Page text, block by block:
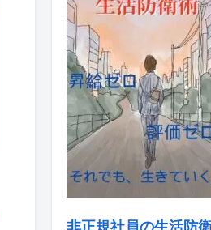
非正規社員の生活防